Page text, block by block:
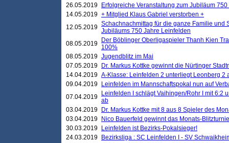
26.05.2019
Erfolgreiche Veranstaltung zum Jubiläum
14.05.2019 + Mitglied Klaus Gabriel verstorben +
12.05.2019 Schachnachmittag für die ganze Familie und
Jubiläums 750 Jahre Leinfelden
08.05.2019
Der Böblinger Oberligaspieler Thanh Kien
100%
08.05.2019 Jugendblitz im Mai
07.05.2019
Dr. Markus Kottke gewinnt die Nürtinger
14.04.2019 A-Klasse: Leinfelden 2 unterliegt Leonberg 2
09.04.2019
Leinfelden im Mannschaftspokal nun auf
07.04.2019
Leinfelden I schlägt Vaihingen/Rohr I mit 6:2
ab
03.04.2019
Dr. Markus Kottke mit 8 aus 8 Spieler des
03.04.2019
Nico Bauerfeld gewinnt das Monats-
30.03.2019
Leinfelden ist Bezirks-Pokalsieger!
24.03.2019
Bezirksliga : SC Leinfelden I - SV